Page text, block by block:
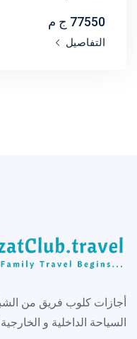
77550 ج م
التفاصيل
أجازات كلوب فريق من
السياحة الداخلية و